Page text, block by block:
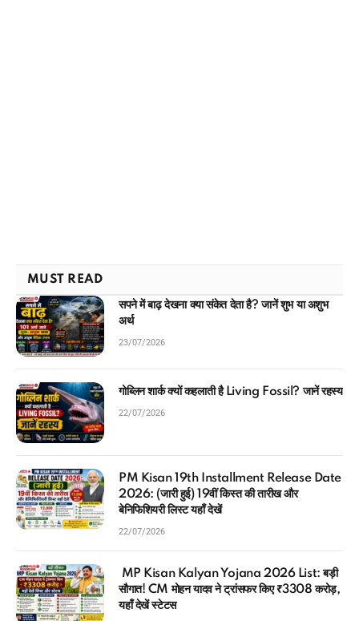
MUST READ
सपने में बाढ़ देखना क्या संकेत देता है? जानें शुभ या अशुभ
अर्थ
23/07/2026
गोब्लिन शार्क क्यों कहलाती है Living Fossil? जानें रहस्य
22/07/2026
PM Kisan 19th Installment Release Date
2026: (जारी हुई) 19वीं किस्त की तारीख और
बेनिफिशियरी लिस्ट यहाँ देखें
22/07/2026
MP Kisan Kalyan Yojana 2026 List: बड़ी
सौगात! CM मोहन यादव ने ट्रांसफर किए ₹3308 करोड़,
यहाँ देखें स्टेटस